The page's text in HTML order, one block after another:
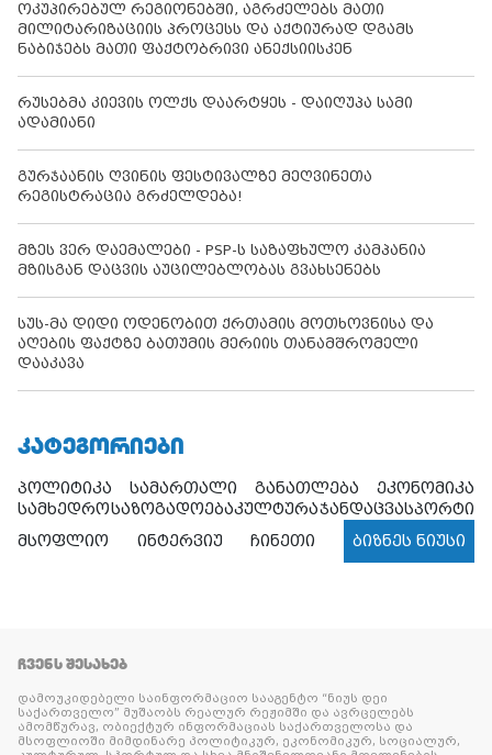
ოკუპირებულ რეგიონებში, აგრძელებს მათი
მილიტარიზაციის პროცესს და აქტიურად დგამს
ნაბიჯებს მათი ფაქტობრივი ანექსიისკენ
რუსებმა კიევის ოლქს დაარტყეს - დაიღუპა სამი
ადამიანი
გურჯაანის ღვინის ფესტივალზე მეღვინეთა
რეგისტრაცია გრძელდება!
მზეს ვერ დაემალები - PSP-ს საზაფხულო კამპანია
მზისგან დაცვის აუცილებლობას გვახსენებს
სუს-მა დიდი ოდენობით ქრთამის მოთხოვნისა და
აღების ფაქტზე ბათუმის მერიის თანამშრომელი
დააკავა
ᲙᲐᲢᲔᲒᲝᲠᲘᲔᲑᲘ
პოლიტიკა სამართალი განათლება
ეკონომიკა
სამხედროსაზოგადოებაკულტურაჯანდაცვასპორტი
მსოფლიო
ინტერვიუ ჩინეთი ბიზნეს ნიუსი
ᲩᲕᲔᲜᲡ ᲨᲔᲡᲐᲮᲔᲑ
დამოუკიდებელი საინფორმაციო სააგენტო “ნიუს დეი
საქართველო” მუშაობს რეალურ რეჟიმში და ავრცელებს
ამომწურავ, ობიექტურ ინფორმაციას საქართველოსა და
მსოფლიოში მიმდინარე პოლიტიკურ, ეკონომიკურ, სოციალურ,